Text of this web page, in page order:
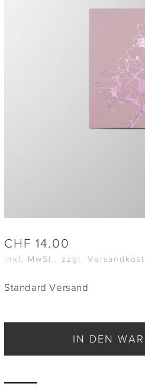
CHF 14.00
inkl. MwSt., zzgl.
Standard Versand
IN DEN